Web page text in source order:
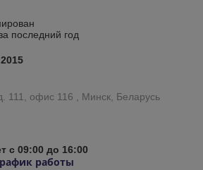
последний год
111, офис 116 , Минск, Беларусь
с 09:00 до 16:00
работы